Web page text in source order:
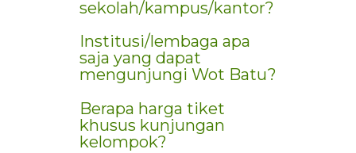
sekolah/kampus/kantor?
Institusi/lembaga apa
saja yang dapat
mengunjungi Wot Batu?
Berapa harga tiket
khusus kunjungan
kelompok?